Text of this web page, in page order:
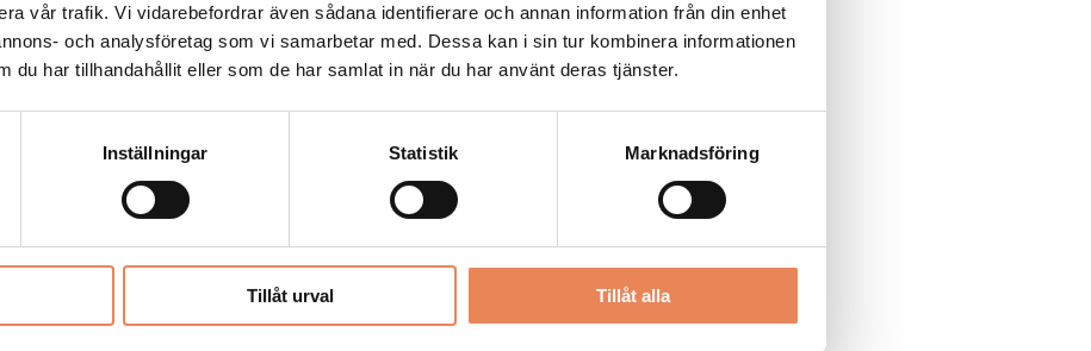
vår trafik. Vi vidarebefordrar även sådana identifierare och annan information från din enhet
och analysföretag som vi samarbetar med. Dessa kan i sin tur kombinera informationen
du har tillhandahållit eller som de har samlat in när du har använt deras tjänster.
Inställningar Statistik Marknadsföring
Tillåt urval Tillåt alla
favoriter är
i världsklass,
hon.
i Småland
uppdrag av Region
i